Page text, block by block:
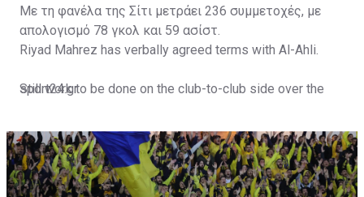
Με τη φανέλα της Σίτι μετράει 236 συμμετοχές, με
απολογισμό 78 γκολ και 59 ασίστ.
Riyad Mahrez has verbally agreed terms with Al-Ahli.
Still work to be done on the club-to-club side over the
Not a done deal yet, but Mahrez is keen on the move and
Al-Ahli hope to move fast.🇸🇦
pic.twitter.com/Z0SmniQXIP
sport24.gr